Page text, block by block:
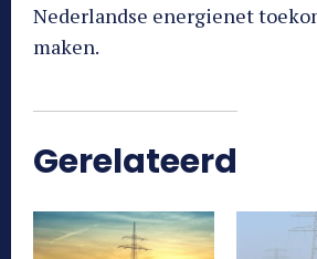
Nederlandse energienet
maken.
Gerelateerd